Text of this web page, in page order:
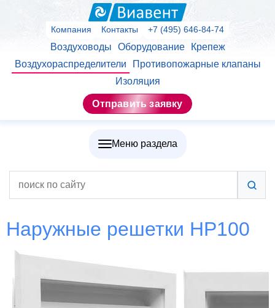
Компания Контакты +7 (495) 646-84-74
Воздуховоды Оборудование
Крепеж
Воздухораспределители
Противопожарные клапаны
Изоляция
Отправить заявку
Меню раздела
Наружные решетки НР100